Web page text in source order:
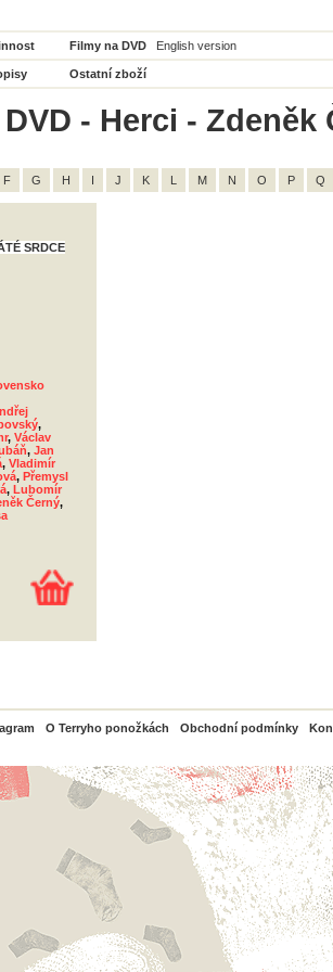
Filmy na DVD English version
Ostatní zboží
- Herci - Zdeněk
F G H I J K L M N O P Q
SRDCE
,
, Václav
, Jan
, Vladimír
, Přemysl
, Lubomír
Černý,
O Terryho ponožkách Obchodní podmínky
PayPal